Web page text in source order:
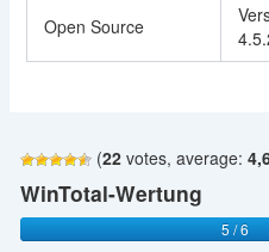
Open Source
(22votes, average:
WinTotal-Wertung
5 / 6